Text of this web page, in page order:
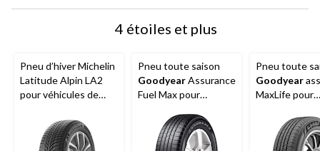
4 étoiles et plus
Pneu d’hiver Michelin
Latitude Alpin LA2
pour véhicules de
multisegments
Pneu toute saison
GoodyearAssurance
Fuel Max pour
et multisegments
Pneu toute
Goodyear
MaxLife pour
et